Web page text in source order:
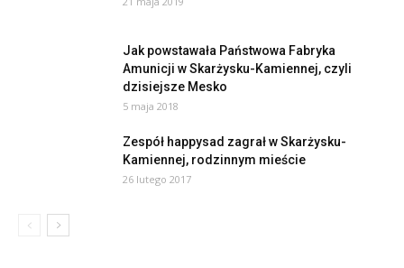
Jak powstawała Państwowa Fabryka
Amunicji w Skarżysku-Kamiennej, czyli
dzisiejsze Mesko
5 maja 2018
Zespół happysad zagrał w Skarżysku-
Kamiennej, rodzinnym mieście
26 lutego 2017